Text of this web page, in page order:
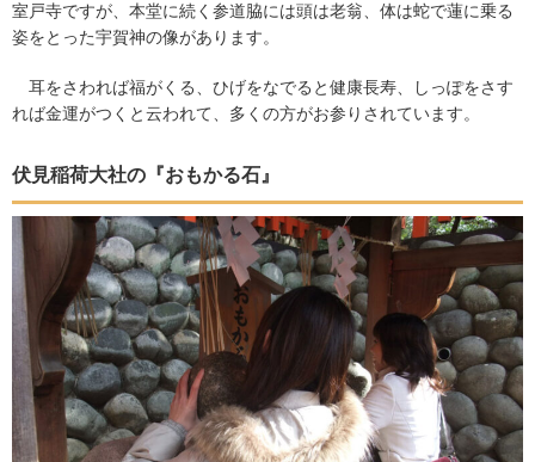
室戸寺ですが、本堂に続く参道脇には頭は老翁、体は蛇で蓮に乗る
姿をとった宇賀神の像があります。
耳をさわれば福がくる、ひげをなでると健康長寿、しっぽをさす
れば金運がつくと云われて、多くの方がお参りされています。
伏見稲荷大社の『おもかる石』